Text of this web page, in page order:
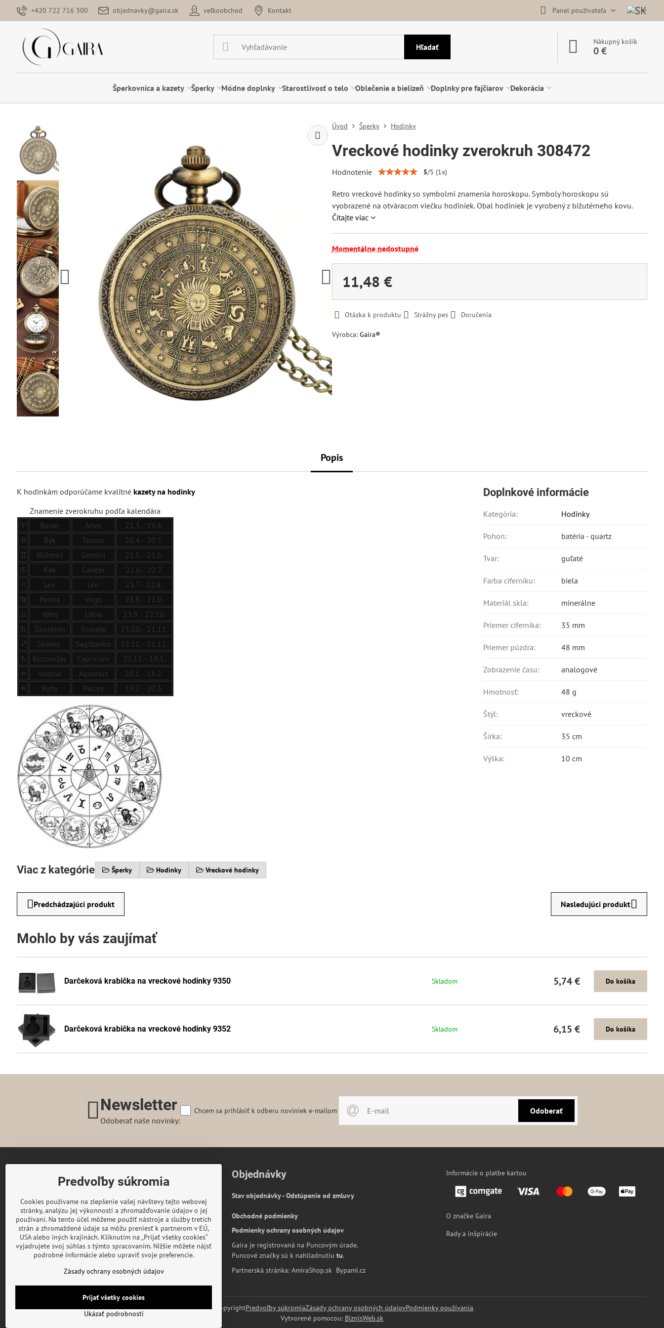
+420 722 716 300 objednavky@gaira.sk veľkoobchod Kontakt Panel používateľa
Hľadať
Nákupný košík
0 €
Šperkovnica a kazety Šperky Módne doplnky Starostlivosť o telo Oblečenie a bielizeň Doplnky pre fajčiarov Dekorácia
Úvod Šperky Hodinky
Vreckové hodinky zverokruh 308472
Hodnotenie 5/5 (1x)
Retro vreckové hodinky so symbolmi znamenia horoskopu. Symboly horoskopu sú
vyobrazené na otváracom viečku hodiniek. Obal hodiniek je vyrobený z bižutérneho kovu.
Čítajte viac
Momentálne nedostupné
11,48 €
Otázka k produktu Strážny pes Doručenia
Výrobca: Gaira®
Popis
K hodinkám odporúčame kvalitné kazety na hodinky
Znamenie zverokruhu podľa kalendára
♈
Baran Aries
21.3. - 19.4.
♉
Býk Taurus
20.4. - 20.5.
♊
Blíženci Gemini
21.5. - 21.6.
♋
Rak Cancer
22.6. - 22.7.
♌
Lev Leo
23.7. - 22.8.
♍
Panna Virgo
23.8. - 22.9.
♎
Váhy Libra
23.9. - 22.10.
♏
Škorpión Scorpio
23.10. - 21.11.
♐
Strelec Sagittarius
22.11. - 21.12.
♑
Kozorožec Capricorn
22.12. - 19.1.
♒
Vodnár Aquarius
20.1. - 18.2.
♓
Ryby Pisces 19.2. - 20.3.
Viac z kategórie Šperky Hodinky Vreckové hodinky
Doplnkové informácie
Kategória: Hodinky
Pohon: batéria - quartz
Tvar: guľaté
Farba ciferníku: biela
Materiál skla: minerálne
Priemer ciferníka: 35 mm
Priemer púzdra: 48 mm
Zobrazenie času: analogové
Hmotnosť: 48 g
Štýl: vreckové
Šírka: 35 cm
Výška: 10 cm
Predchádzajúci produkt Nasledujúci produkt
Mohlo by vás zaujímať
Darčeková krabička na vreckové hodinky 9350 Skladom 5,74 € Do košíka
Darčeková krabička na vreckové hodinky 9352 Skladom 6,15 € Do košíka
Newsletter
Odoberať naše novinky:
Odoberať
Chcem sa prihlásiť k odberu noviniek e-mailom
74253 Kunín 348
Telefon:+420 722 716 300
E-mail:objednavky@gaira.sk
© GAIRA® Copyright by Gairaca s.r.o.
All rights reserved
Objednávky
Stav objednávky - Odstúpenie od zmluvy
Obchodné podmienky
Podmienky ochrany osobných údajov
Gaira je registrovaná na Puncovým úrade.
Puncové značky sú k nahliadnutiu tu.
Partnerská stránka: AmiraShop.sk Bypami.cz
Informácie o platbe kartou
O značke Gaira
Rady a inšpirácie
©2026 CopyrightPredvoľby súkromiaZásady ochrany osobných údajovPodmienky používania
Vytvorené pomocou: BiznisWeb.sk
Predvoľby súkromia
Cookies používame na zlepšenie vašej návštevy tejto webovej
stránky, analýzu jej výkonnosti a zhromažďovanie údajov o jej
používaní. Na tento účel môžeme použiť nástroje a služby tretích
strán a zhromaždené údaje sa môžu preniesť k partnerom v EÚ,
USA alebo iných krajinách. Kliknutím na „Prijať všetky cookies“
vyjadrujete svoj súhlas s týmto spracovaním. Nižšie môžete nájsť
podrobné informácie alebo upraviť svoje preferencie.
Zásady ochrany osobných údajov
Ukázať podrobnosti
Prijať všetky cookies